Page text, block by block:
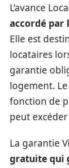
L’avance
accordé par
Elle est
locataires
garantie
logement.
fonction de
peut excéder
La garantie
gratuite qui